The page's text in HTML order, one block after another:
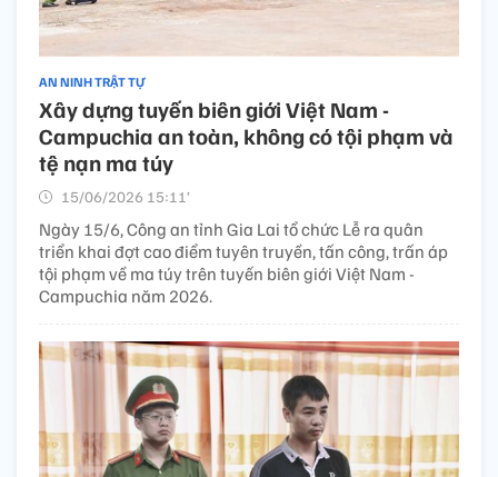
AN NINH TRẬT TỰ
Xây dựng tuyến biên giới Việt Nam -
Campuchia an toàn, không có tội phạm và
tệ nạn ma túy
15/06/2026 15:11’
Ngày 15/6, Công an tỉnh Gia Lai tổ chức Lễ ra quân
triển khai đợt cao điểm tuyên truyền, tấn công, trấn áp
tội phạm về ma túy trên tuyến biên giới Việt Nam -
Campuchia năm 2026.